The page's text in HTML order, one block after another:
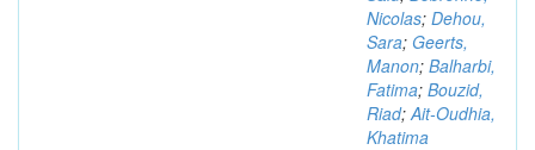
Nicolas; Dehou,
Sara; Geerts,
Manon; Balharbi,
Fatima; Bouzid,
Riad;Ait-Oudhia,
Khatima